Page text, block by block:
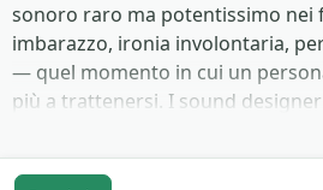
sonoro raro ma potentissimo nei
imbarazzo, ironia involontaria,
— quel momento in cui un
più a trattenersi. I sound
atterrare in modo organico,